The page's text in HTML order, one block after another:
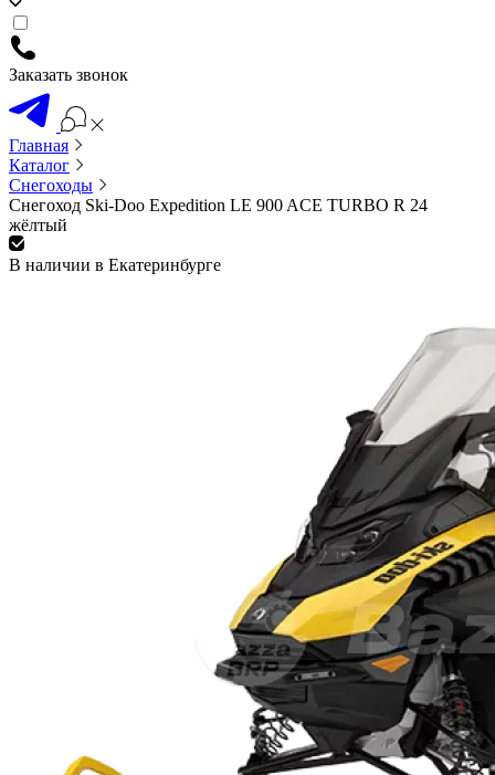
Заказать звонок
Главная
Каталог
Снегоходы
Снегоход Ski-Doo Expedition LE 900 ACE TURBO R 24
жёлтый
В наличии в Екатеринбурге